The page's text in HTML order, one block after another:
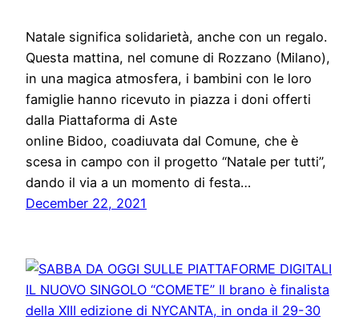
Natale significa solidarietà, anche con un regalo.
Questa mattina, nel comune di Rozzano (Milano),
in una magica atmosfera, i bambini con le loro
famiglie hanno ricevuto in piazza i doni offerti
dalla Piattaforma di Aste
online Bidoo, coadiuvata dal Comune, che è
scesa in campo con il progetto “Natale per tutti”,
dando il via a un momento di festa…
December 22, 2021